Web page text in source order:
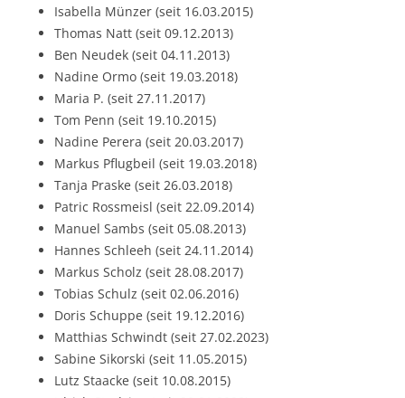
Isabella Münzer (seit 16.03.2015)
Thomas Natt (seit 09.12.2013)
Ben Neudek (seit 04.11.2013)
Nadine Ormo (seit 19.03.2018)
Maria P. (seit 27.11.2017)
Tom Penn (seit 19.10.2015)
Nadine Perera (seit 20.03.2017)
Markus Pflugbeil (seit 19.03.2018)
Tanja Praske (seit 26.03.2018)
Patric Rossmeisl (seit 22.09.2014)
Manuel Sambs (seit 05.08.2013)
Hannes Schleeh (seit 24.11.2014)
Markus Scholz (seit 28.08.2017)
Tobias Schulz (seit 02.06.2016)
Doris Schuppe (seit 19.12.2016)
Matthias Schwindt (seit 27.02.2023)
Sabine Sikorski (seit 11.05.2015)
Lutz Staacke (seit 10.08.2015)